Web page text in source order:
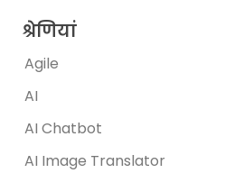
श्रेणियां
Agile
AI
AI Chatbot
AI Image Translator